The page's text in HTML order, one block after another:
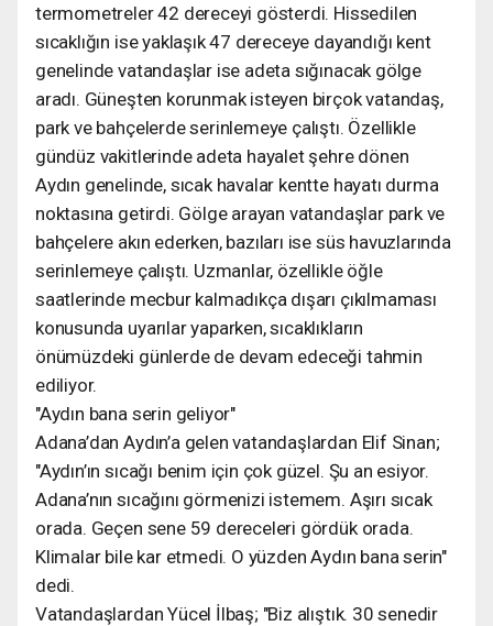
termometreler 42 dereceyi gösterdi. Hissedilen
sıcaklığın ise yaklaşık 47 dereceye dayandığı kent
genelinde vatandaşlar ise adeta sığınacak gölge
aradı. Güneşten korunmak isteyen birçok vatandaş,
park ve bahçelerde serinlemeye çalıştı. Özellikle
gündüz vakitlerinde adeta hayalet şehre dönen
Aydın genelinde, sıcak havalar kentte hayatı durma
noktasına getirdi. Gölge arayan vatandaşlar park ve
bahçelere akın ederken, bazıları ise süs havuzlarında
serinlemeye çalıştı. Uzmanlar, özellikle öğle
saatlerinde mecbur kalmadıkça dışarı çıkılmaması
konusunda uyarılar yaparken, sıcaklıkların
önümüzdeki günlerde de devam edeceği tahmin
ediliyor.
"Aydın bana serin geliyor"
Adana’dan Aydın’a gelen vatandaşlardan Elif Sinan;
"Aydın’ın sıcağı benim için çok güzel. Şu an esiyor.
Adana’nın sıcağını görmenizi istemem. Aşırı sıcak
orada. Geçen sene 59 dereceleri gördük orada.
Klimalar bile kar etmedi. O yüzden Aydın bana serin"
dedi.
Vatandaşlardan Yücel İlbaş; "Biz alıştık. 30 senedir